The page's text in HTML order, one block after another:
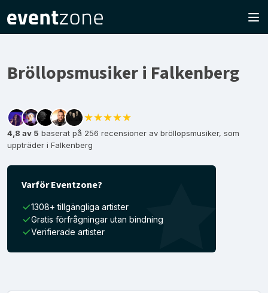
Bröllopsmusiker i Falkenberg
★★★★★
4,8 av 5 baserat på 256 recensioner av bröllopsmusiker, som
uppträder i Falkenberg
Varför Eventzone?
1308+ tillgängliga artister
Gratis förfrågningar utan bindning
Verifierade artister